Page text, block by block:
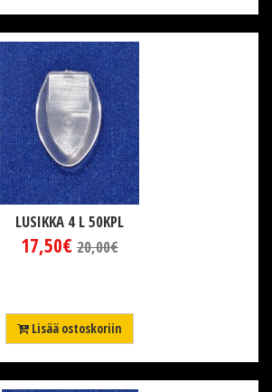
LUSIKKA 4 L 50KPL
17,50€ 20,00€
Lisää ostoskoriin